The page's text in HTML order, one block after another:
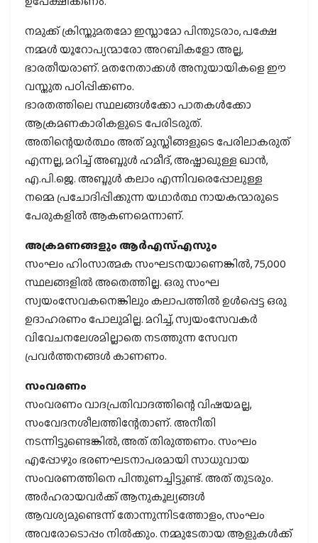
നമുക്ക് ക്രിസ്തുമതമോ ഇസ്ലാമോ പിന്തുടരാം, പക്ഷേ
നമ്മള്‍ യൂറോപ്യന്മാരോ അറബികളോ അല്ല,
ഭാരതീയരാണ്. മതനേതാക്കള്‍ അനുയായികളെ ഈ
വസ്തുത പഠിപ്പിക്കണം.
ഭാരതത്തിലെ സ്ഥലങ്ങള്‍ക്കോ പാതകള്‍ക്കോ
ആക്രമണകാരികളുടെ പേരിടരുത്.
അതിന്റെയര്‍ത്ഥം അത് മുസ്ലീങ്ങളുടെ പേരിലാകരുത്
എന്നല്ല, മറിച്ച് അബ്ദുള്‍ ഹമീദ്, അഷ്ഫാഖുള്ള ഖാന്‍,
എ.പി.ജെ. അബ്ദുള്‍ കലാം എന്നിവരെപ്പോലുള്ള
നമ്മെ പ്രചോദിപ്പിക്കുന്ന യഥാര്‍ത്ഥ നായകന്മാരുടെ
പേരുകളില്‍ ആകണമെന്നാണ്.
അക്രമണങ്ങളും ആര്‍എസ്എസും
സംഘം ഹിംസാത്മക സംഘടനയാണെങ്കില്‍, 75,000
സ്ഥലങ്ങളില്‍ അതെത്തില്ല. ഒരു സംഘ
സ്വയംസേവകനെങ്കിലും കലാപത്തില്‍ ഉള്‍പ്പെട്ട ഒരു
ഉദാഹരണം പോലുമില്ല. മറിച്ച്, സ്വയംസേവകര്‍
വിവേചനലേശമില്ലാതെ നടത്തുന്ന സേവന
പ്രവര്‍ത്തനങ്ങള്‍ കാണണം.
സംവരണം
സംവരണം വാദപ്രതിവാദത്തിന്റെ വിഷയമല്ല,
സംവേദനശീലത്തിന്റേതാണ്. അനീതി
നടന്നിട്ടുണ്ടെങ്കില്‍, അത് തിരുത്തണം. സംഘം
എപ്പോഴും ഭരണഘടനാപരമായി സാധുവായ
സംവരണത്തിനെ പിന്തുണച്ചിട്ടുണ്ട്. അത് തുടരും.
അര്‍ഹരായവര്‍ക്ക് ആനുകൂല്യങ്ങള്‍
ആവശ്യമുണ്ടെന്ന് തോന്നുന്നിടത്തോളം, സംഘം
അവരോടൊപ്പം നില്‍ക്കും. നമ്മുടേതായ ആളുകള്‍ക്ക്